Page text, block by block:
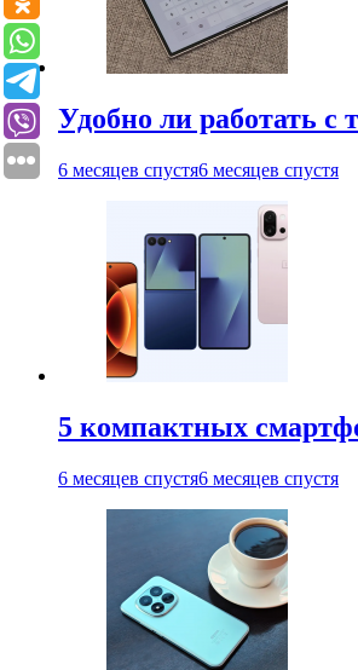
Удобно ли работать
6 месяцев спустя6 месяцев спустя
5 компактных
6 месяцев спустя6 месяцев спустя